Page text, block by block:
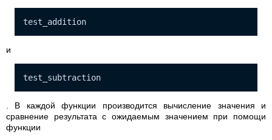
test_addition
и
test_subtraction
. В каждой функции производится вычисление значения и
сравнение результата с ожидаемым значением при помощи
функции